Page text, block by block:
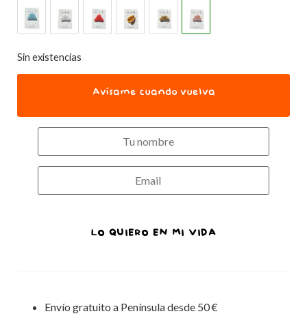
Sin existencias
Avísame cuando vuelva
LO QUIERO EN MI VIDA
Envío gratuito a Península desde 50 €